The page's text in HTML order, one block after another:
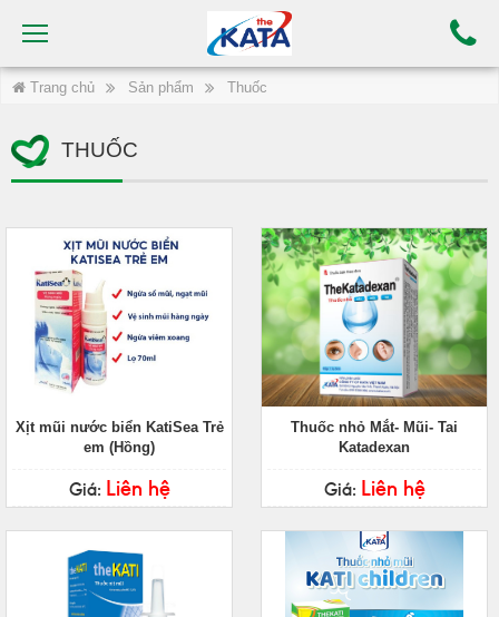
Trang chủ Sản phẩm Thuốc
THUỐC
Xịt mũi nước biển KatiSea Trẻ
em (Hồng)
Giá: Liên hệ
Thuốc nhỏ Mắt- Mũi- Tai
Katadexan
Giá: Liên hệ